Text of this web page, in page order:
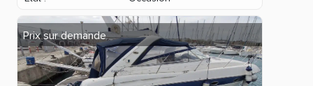
Prix sur demande